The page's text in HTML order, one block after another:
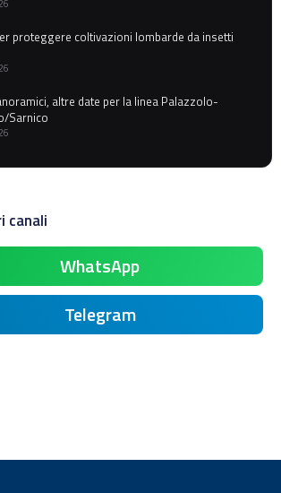
proteggere coltivazioni lombarde da insetti
altre date per la linea Palazzolo-
Sarnico
canali
WhatsApp
Telegram